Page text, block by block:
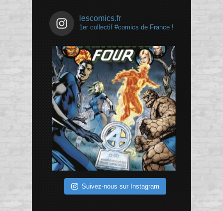
lescomics.fr
1er collectif #comics de France !
Suivez-nous sur Instagram